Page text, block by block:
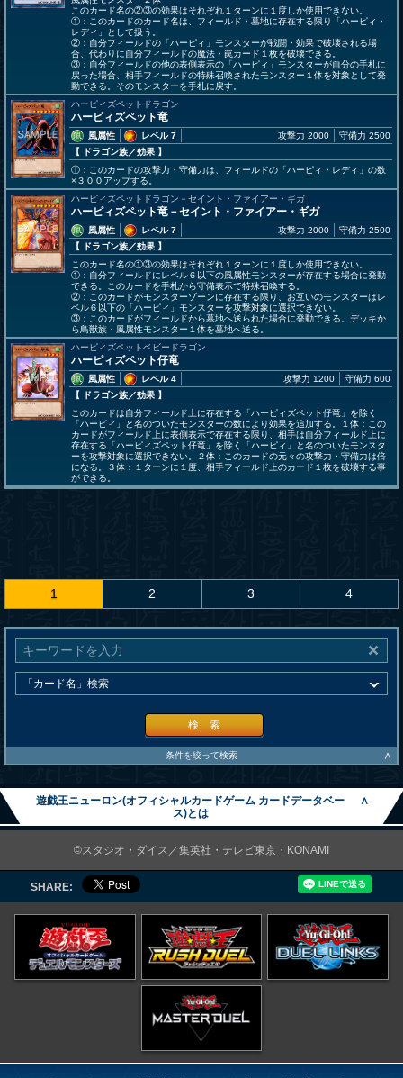
このカード名の②③の効果はそれぞれ１ターンに１度しか使用できない。
①：このカードのカード名は、フィールド・墓地に存在する限り「ハーピィ・
レディ」として扱う。
②：自分フィールドの「ハーピィ」モンスターが戦闘・効果で破壊される場
合、代わりに自分フィールドの魔法・罠カード１枚を破壊できる。
③：自分フィールドの他の表側表示の「ハーピィ」モンスターが自分の手札に
戻った場合、相手フィールドの特殊召喚されたモンスター１体を対象として発
動できる。そのモンスターを手札に戻す。
ハーピィズペットドラゴン
ハーピィズペット竜
風属性
レベル 7
【 ドラゴン族／効果 】
攻撃力 2000 守備力 2500
①：このカードの攻撃力・守備力は、フィールドの「ハーピィ・レディ」の数
×３００アップする。
ハーピィズペットドラゴン－セイント・ファイアー・ギガ
ハーピィズペット竜－セイント・ファイアー・ギガ
風属性
レベル 7
【 ドラゴン族／効果 】
攻撃力 2000 守備力 2500
このカード名の①③の効果はそれぞれ１ターンに１度しか使用できない。
①：自分フィールドにレベル６以下の風属性モンスターが存在する場合に発動
できる。このカードを手札から守備表示で特殊召喚する。
②：このカードがモンスターゾーンに存在する限り、お互いのモンスターはレ
ベル６以下の「ハーピィ」モンスターを攻撃対象に選択できない。
③：このカードがフィールドから墓地へ送られた場合に発動できる。デッキか
ら鳥獣族・風属性モンスター１体を墓地へ送る。
ハーピィズペットベビードラゴン
ハーピィズペット仔竜
風属性
レベル 4
【 ドラゴン族／効果 】
攻撃力 1200 守備力 600
このカードは自分フィールド上に存在する「ハーピィズペット仔竜」を除く
「ハーピィ」と名のついたモンスターの数により効果を追加する。１体：この
カードがフィールド上に表側表示で存在する限り、相手は自分フィールド上に
存在する「ハーピィズペット仔竜」を除く「ハーピィ」と名のついたモンスタ
ーを攻撃対象に選択できない。２体：このカードの元々の攻撃力・守備力は倍
になる。３体：１ターンに１度、相手フィールド上のカード１枚を破壊する事
ができる。
1 2 3 4
検 索
条件を絞って検索 ∧
遊戯王ニューロン(オフィシャルカードゲーム カードデータベー
ス)とは
∧
©スタジオ・ダイス／集英社・テレビ東京・KONAMI
SHARE: